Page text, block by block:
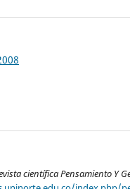
científica Pensamiento Y